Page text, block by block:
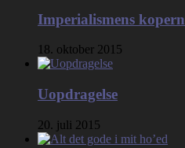
Imperialismens
18. oktober 2015
Uopdragelse
20. juli 2015